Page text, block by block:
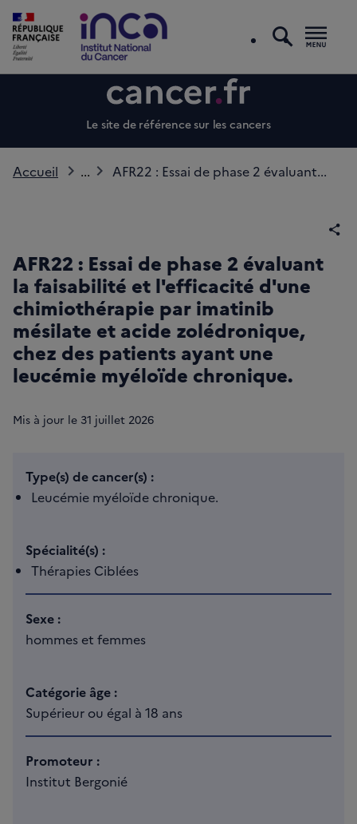
Le site de référence sur les cancers
Accueil ... AFR22 : Essai de phase 2 évaluant...
AFR22 : Essai de phase 2 évaluant
la faisabilité et l'efficacité d'une
chimiothérapie par imatinib
mésilate et acide zolédronique,
chez des patients ayant une
leucémie myéloïde chronique.
Mis à jour le 31 juillet 2026
Type(s) de cancer(s) :
Leucémie myéloïde chronique.
Spécialité(s) :
Thérapies Ciblées
Sexe :
hommes et femmes
Catégorie âge :
Supérieur ou égal à 18 ans
Promoteur :
Institut Bergonié